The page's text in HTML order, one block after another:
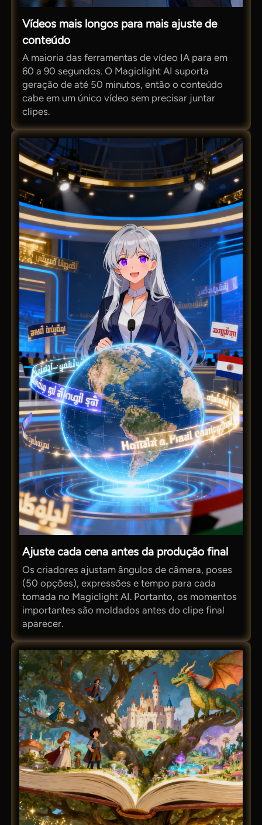
Vídeos mais longos para mais ajuste de
conteúdo
A maioria das ferramentas de vídeo IA para em
60 a 90 segundos. O Magiclight AI suporta
geração de até 50 minutos, então o conteúdo
cabe em um único vídeo sem precisar juntar
clipes.
Ajuste cada cena antes da produção final
Os criadores ajustam ângulos de câmera, poses
(50 opções), expressões e tempo para cada
tomada no Magiclight AI. Portanto, os momentos
importantes são moldados antes do clipe final
aparecer.